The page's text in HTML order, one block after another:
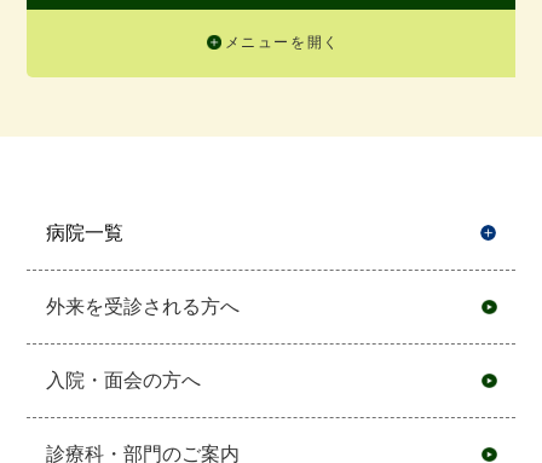
メニューを開く
病院一覧
外来を受診される方へ
入院・面会の方へ
診療科・部門のご案内